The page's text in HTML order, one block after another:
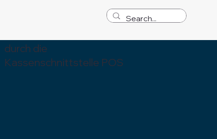
durch die
Kassenschnittstelle POS